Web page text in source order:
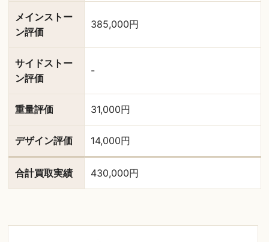
メインストー
ン評価
385,000円
サイドストー
ン評価
-
重量評価 31,000円
デザイン評価 14,000円
合計買取実績 430,000円